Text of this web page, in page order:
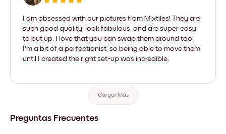
I am obsessed with our pictures from Mixtiles! They are
such good quality, look fabulous, and are super easy
to put up. I love that you can swap them around too.
I'm a bit of a perfectionist, so being able to move them
until I created the right set-up was incredible.
Cargar Más
Preguntas Frecuentes